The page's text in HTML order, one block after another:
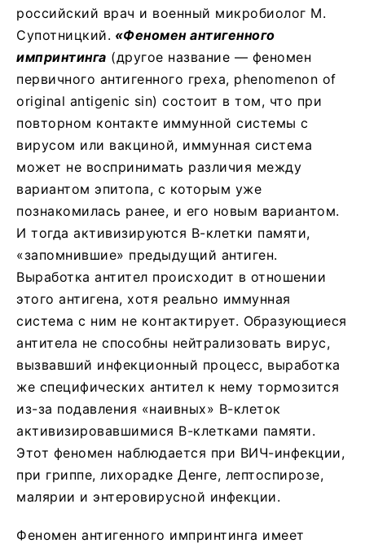
российский врач и военный микробиолог М.
Супотницкий. «Феномен антигенного
импринтинга (другое название — феномен
первичного антигенного греха, phenomenon of
original antigenic sin) состоит в том, что при
повторном контакте иммунной системы с
вирусом или вакциной, иммунная система
может не воспринимать различия между
вариантом эпитопа, с которым уже
познакомилась ранее, и его новым вариантом.
И тогда активизируются В-клетки памяти,
«запомнившие» предыдущий антиген.
Выработка антител происходит в отношении
этого антигена, хотя реально иммунная
система с ним не контактирует. Образующиеся
антитела не способны нейтрализовать вирус,
вызвавший инфекционный процесс, выработка
же специфических антител к нему тормозится
из-за подавления «наивных» В-клеток
активизировавшимися В-клетками памяти.
Этот феномен наблюдается при ВИЧ-инфекции,
при гриппе, лихорадке Денге, лептоспирозе,
малярии и энтеровирусной инфекции.
Феномен антигенного импринтинга имеет